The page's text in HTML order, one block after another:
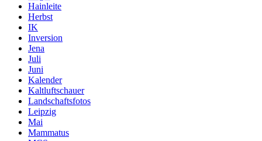
Hainleite
Herbst
IK
Inversion
Jena
Juli
Juni
Kalender
Kaltluftschauer
Landschaftsfotos
Leipzig
Mai
Mammatus